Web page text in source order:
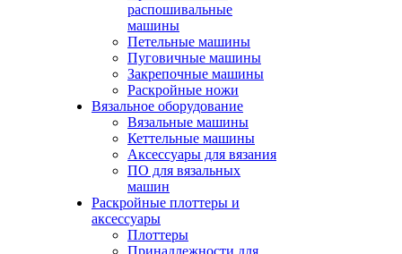
распошивальные
машины
Петельные машины
Пуговичные машины
Закрепочные машины
Раскройные ножи
Вязальное оборудование
Вязальные машины
Кеттельные машины
Аксессуары для вязания
ПО для вязальных
машин
Раскройные плоттеры и
аксессуары
Плоттеры
Принадлежности для